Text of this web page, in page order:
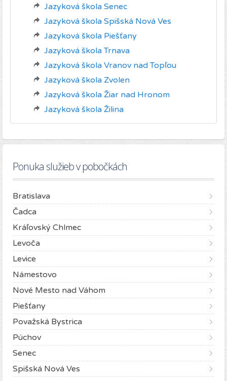
Jazyková škola Senec
Jazyková škola Spišská Nová Ves
Jazyková škola Piešťany
Jazyková škola Trnava
Jazyková škola Vranov nad Topľou
Jazyková škola Zvolen
Jazyková škola Žiar nad Hronom
Jazyková škola Žilina
Ponuka služieb v pobočkách
Bratislava
Čadca
Kráľovský Chlmec
Levoča
Levice
Námestovo
Nové Mesto nad Váhom
Piešťany
Považská Bystrica
Púchov
Senec
Spišská Nová Ves